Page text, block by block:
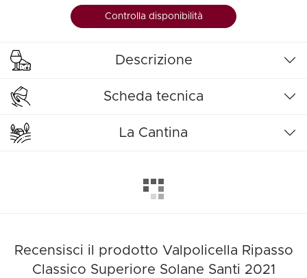
Controlla disponibilità
Descrizione
Scheda tecnica
La Cantina
Recensisci il prodotto Valpolicella Ripasso
Classico Superiore Solane Santi 2021